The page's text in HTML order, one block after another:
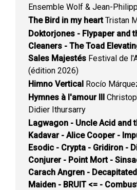
Ensemble Wolf & Jean-
The Bird in my heartTristan
Doktorjones - Flypaper and
Cleaners - The Toad
Sales Majestés Festival de
(édition 2026)
Himno Vertical Rocío
Hymnes à l'amour III
Didier Ithursarry
Lagwagon - Uncle Acid and
Kadavar - Alice Cooper -
Esodic - Crypta - Gridiron -
Conjurer - Point Mort -
Carach Angren -
Maiden - BRUIT <= -